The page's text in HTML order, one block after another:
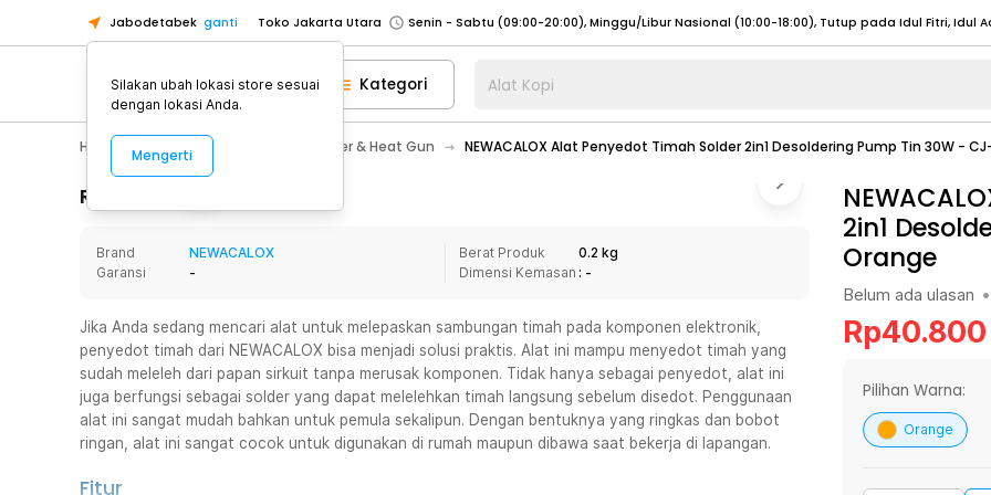
Jabodetabek ganti Toko Jakarta Utara
Toko Tangerang
Toko Cikupa
Pick n Go Jakarta Barat
Senin - Jumat (07:00 - 20:00), Sabtu - Minggu (08:00 - 20:00), Tutup pada Idul Fitri
Pick n Go Bekasi
Senin - Jumat (08:00 - 20:00), Sabtu - Minggu/ Libur Nasional (08:00 - 17:00) Selengkapnya
Senin - Jumat (08:00 - 20:00), Sabtu - Minggu/ Libur Nasional (08:00 - 17:00) Selengkapnya
Senin - Sabtu (09:00-20:00), Minggu/Libur Nasional (12:00-20:00), Tutup pada Idul Fitri
Toko Jakarta Barat
Senin - Sabtu (09:00-20:00), Minggu/Libur Nasional (12:00-20:00), Tutup pada Idul Fitri
Toko Tangerang
Toko Cikupa
Pick n Go Jakarta Barat
Senin - Jumat (07:00 - 20:00), Sabtu - Minggu (08:00 - 20:00), Tutup pada Idul Fitri
Pick n Go Bekasi
Senin - Jumat (08:00 - 20:00), Sabtu - Minggu/ Libur Nasional (08:00 - 17:00) Selengkapnya
Pick n Go Depok
Senin - Jumat (08:00 - 20:00), Sabtu - Minggu/ Libur Nasional (08:00 - 17:00)
Kategori Alat Kopi
Home Appliance Solder & Heat Gun NEWACALOX Alat Penyedot Timah Solder 2in1 Desoldering Pump Tin 30W -
Rincian Produk
Brand
NEWACALOX
Garansi
-
Berat Produk
0.2 kg
Dimensi Kemasan : -
Jika Anda sedang mencari alat untuk melepaskan sambungan timah pada komponen elektronik,
penyedot timah dari NEWACALOX bisa menjadi solusi praktis. Alat ini mampu menyedot timah yang
sudah meleleh dari papan sirkuit tanpa merusak komponen. Tidak hanya sebagai penyedot, alat ini
juga berfungsi sebagai solder yang dapat melelehkan timah langsung sebelum disedot. Penggunaan
alat ini sangat mudah bahkan untuk pemula sekalipun. Dengan bentuknya yang ringkas dan bobot
ringan, alat ini sangat cocok untuk digunakan di rumah maupun dibawa saat bekerja di lapangan.
Fitur
2in1
Orange
Belum ada ulasan •
Rp40.800
Pilihan Warna:
Orange
Silakan ubah lokasi store sesuai
dengan lokasi Anda.
Mengerti